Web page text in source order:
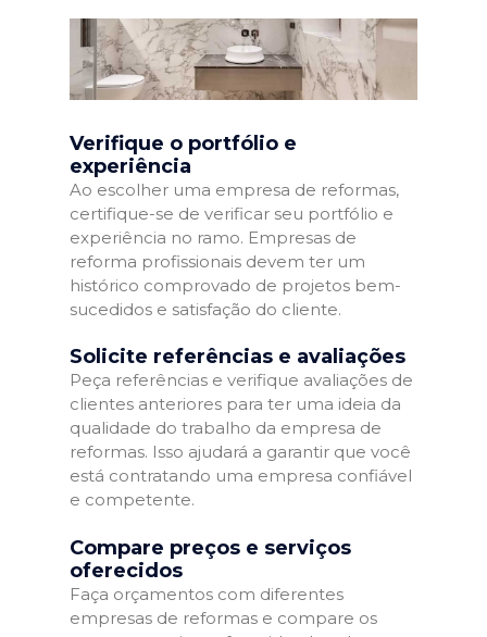
Verifique o portfólio e
experiência
Ao escolher uma empresa de reformas,
certifique-se de verificar seu portfólio e
experiência no ramo. Empresas de
reforma profissionais devem ter um
histórico comprovado de projetos bem-
sucedidos e satisfação do cliente.
Solicite referências e avaliações
Peça referências e verifique avaliações de
clientes anteriores para ter uma ideia da
qualidade do trabalho da empresa de
reformas. Isso ajudará a garantir que você
está contratando uma empresa confiável
e competente.
Compare preços e serviços
oferecidos
Faça orçamentos com diferentes
empresas de reformas e compare os